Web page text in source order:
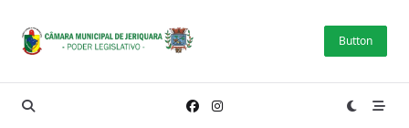
content
Button